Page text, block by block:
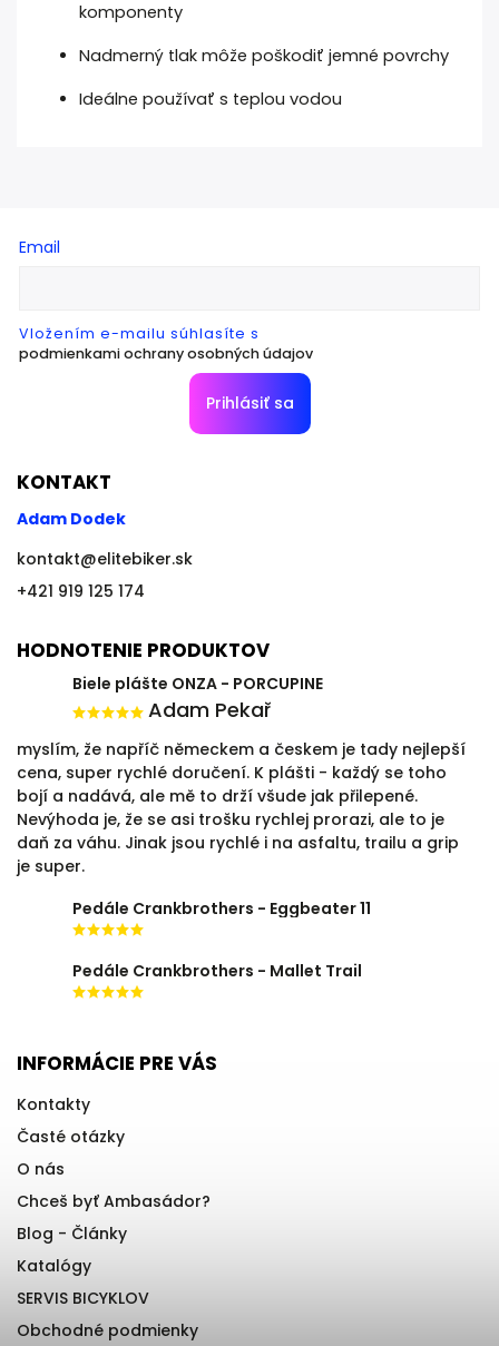
komponenty
Nadmerný tlak môže poškodiť jemné povrchy
Ideálne používať s teplou vodou
Email
Vložením e-mailu súhlasíte s
podmienkami ochrany osobných údajov
Prihlásiť sa
KONTAKT
Adam Dodek
kontakt@elitebiker.sk
+421 919 125 174
HODNOTENIE PRODUKTOV
Biele plášte ONZA - PORCUPINE
Adam Pekař
myslím, že napříč německem a českem je tady nejlepší
cena, super rychlé doručení. K plášti - každý se toho
bojí a nadává, ale mě to drží všude jak přilepené.
Nevýhoda je, že se asi trošku rychlej prorazi, ale to je
daň za váhu. Jinak jsou rychlé i na asfaltu, trailu a grip
je super.
Pedále Crankbrothers - Eggbeater 11
Pedále Crankbrothers - Mallet Trail
INFORMÁCIE PRE VÁS
Kontakty
Časté otázky
O nás
Chceš byť Ambasádor?
Blog - Články
Katalógy
SERVIS BICYKLOV
Obchodné podmienky